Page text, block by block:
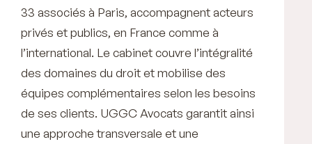
33 associés à Paris, accompagnent acteurs
privés et publics, en France comme à
l’international. Le cabinet couvre l’intégralité
des domaines du droit et mobilise des
équipes complémentaires selon les besoins
de ses clients. UGGC Avocats garantit ainsi
une approche transversale et une